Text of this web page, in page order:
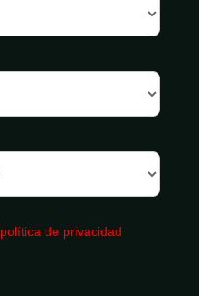
política de privacidad